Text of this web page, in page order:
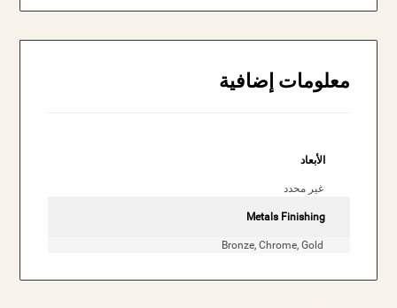
معلومات إضافية
الأبعاد
غير محدد
Metals Finishing
Bronze, Chrome, Gold